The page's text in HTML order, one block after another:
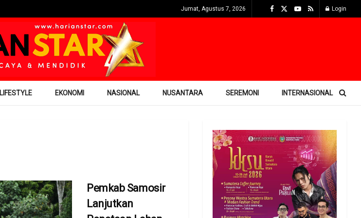
Jumat, Agustus 7, 2026 Login
LIFESTYLE EKONOMI NASIONAL NUSANTARA SEREMONI INTERNASIONAL
Pemkab Samosir
Lanjutkan